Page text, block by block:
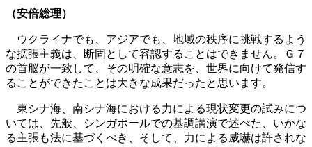
（安倍総理）
ウクライナでも、アジアでも、地域の秩序に挑戦するよう
な拡張主義は、断固として容認することはできません。Ｇ７
の首脳が一致して、その明確な意志を、世界に向けて発信す
ることができたことは大きな成果だったと思います。
東シナ海、南シナ海における力による現状変更の試みにつ
いては、先般、シンガポールでの基調講演で述べた、いかな
る主張も法に基づくべき、そして、力による威嚇は許されな